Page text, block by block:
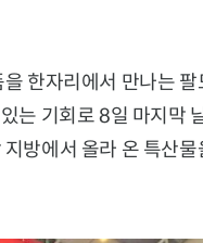
한자리에서 만나는 팔
는 기회로 8일 마지막
방에서 올라 온 특산